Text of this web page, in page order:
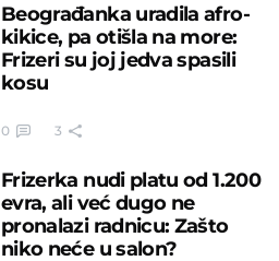
Beograđanka uradila afro-
kikice, pa otišla na more:
Frizeri su joj jedva spasili
kosu
0 3
Frizerka nudi platu od 1.200
evra, ali već dugo ne
pronalazi radnicu: Zašto
niko neće u salon?